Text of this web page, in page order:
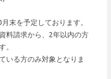
末を予定しております。
料請求から、2年以内の方
。
いる方のみ対象となりま